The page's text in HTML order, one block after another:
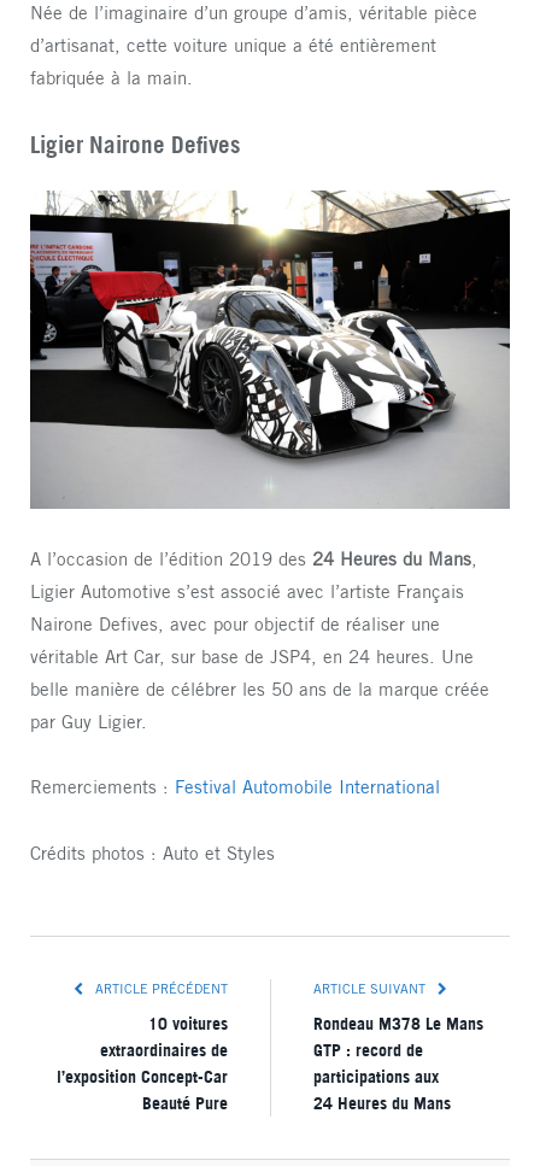
Née de l’imaginaire d’un groupe d’amis, véritable pièce
d’artisanat, cette voiture unique a été entièrement
fabriquée à la main.
Ligier Nairone Defives
A l’occasion de l’édition 2019 des 24 Heures du Mans
Ligier Automotive s’est associé avec l’artiste Français
Nairone Defives, avec pour objectif de réaliser une
véritable Art Car, sur base de JSP4, en 24 heures. Une
belle manière de célébrer les 50 ans de la marque créée
par Guy Ligier.
Remerciements : Festival Automobile International
Crédits photos : Auto et Styles
ARTICLE PRÉCÉDENT
10 voitures
extraordinaires de
l’exposition Concept-Car
Beauté Pure
ARTICLE SUIVANT
Rondeau M378 Le Mans
GTP : record de
participations aux
24 Heures du Mans